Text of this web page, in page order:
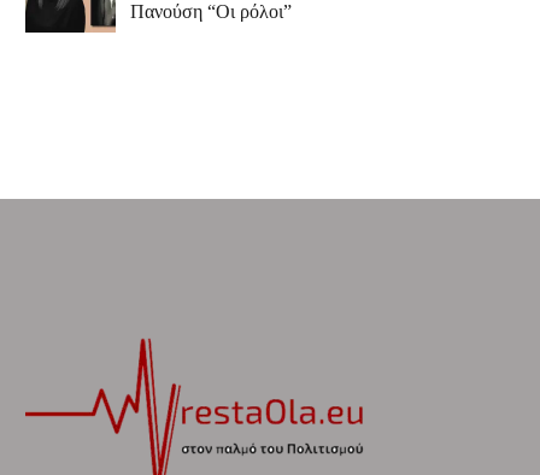
Πανούση “Οι ρόλοι”